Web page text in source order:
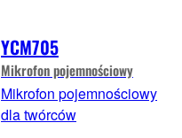
YCM705
Mikrofon pojemnościowy
Mikrofon pojemnościowy
dla twórców